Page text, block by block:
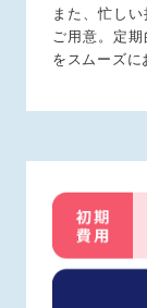
また、忙し
ご用意。定
をスムーズに